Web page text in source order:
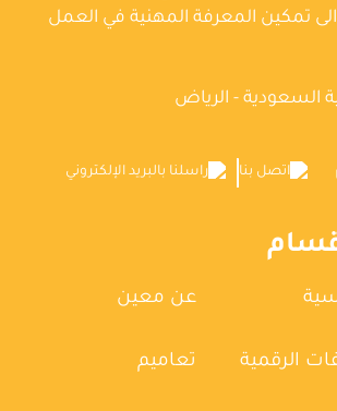
تمكين المعرفة المهنية في العمل
السعودية - الرياض
عن معين
الرقمية تعاميم